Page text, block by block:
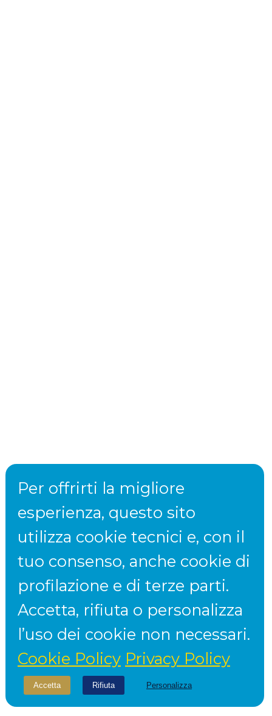
Per offrirti la migliore
esperienza, questo sito
utilizza cookie tecnici e, con il
tuo consenso, anche cookie di
profilazione e di terze parti.
Accetta, rifiuta o personalizza
l’uso dei cookie non necessari.
Cookie Policy Privacy Policy
Accetta Rifiuta Personalizza